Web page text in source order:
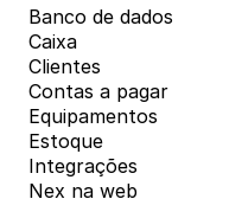
Banco de dados
Caixa
Clientes
Contas a pagar
Equipamentos
Estoque
Integrações
Nex na web